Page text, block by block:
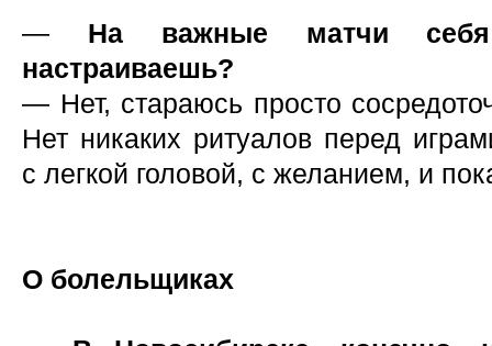
— На важные матчи себя
настраиваешь?
— Нет, стараюсь просто
Нет никаких ритуалов перед
с легкой головой, с желанием, и
О болельщиках